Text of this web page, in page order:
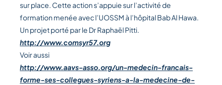
sur place. Cette action s’appuie sur l’activité de
formation menée avec l’UOSSM à l’hôpital Bab Al Hawa.
Un projet porté par le Dr Raphaël Pitti.
http://www.comsyr57.org
Voir aussi
http://www.aavs-asso.org/un-medecin-francais-
forme-ses-collegues-syriens-a-la-medecine-de-